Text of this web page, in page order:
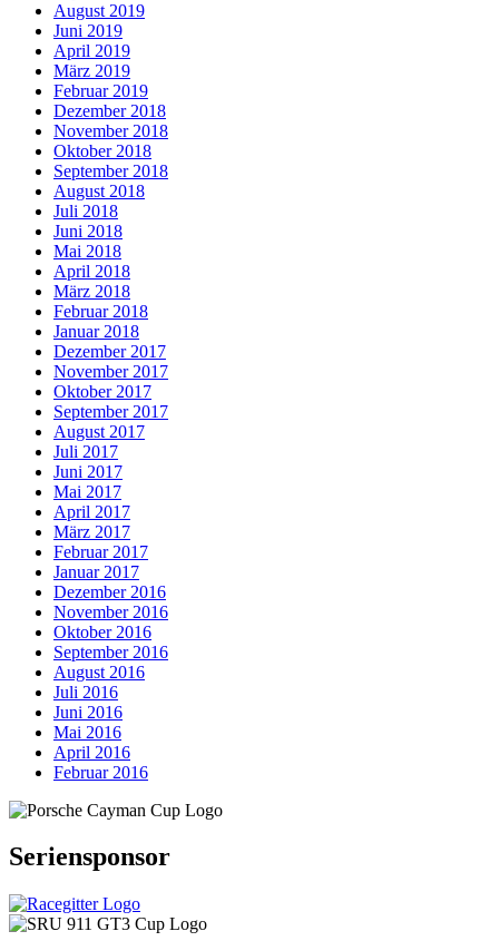
August 2019
Juni 2019
April 2019
März 2019
Februar 2019
Dezember 2018
November 2018
Oktober 2018
September 2018
August 2018
Juli 2018
Juni 2018
Mai 2018
April 2018
März 2018
Februar 2018
Januar 2018
Dezember 2017
November 2017
Oktober 2017
September 2017
August 2017
Juli 2017
Juni 2017
Mai 2017
April 2017
März 2017
Februar 2017
Januar 2017
Dezember 2016
November 2016
Oktober 2016
September 2016
August 2016
Juli 2016
Juni 2016
Mai 2016
April 2016
Februar 2016
Seriensponsor